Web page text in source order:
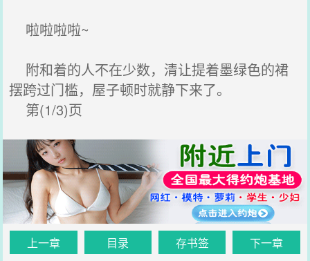
啦啦啦啦~
附和着的人不在少数，清让提着墨绿色的裙
摆跨过门槛，屋子顿时就静下来了。
第(1/3)页
上一章 目录 存书签 下一章